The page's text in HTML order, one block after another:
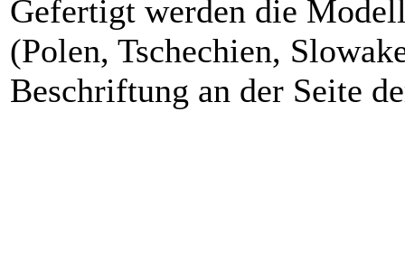
Gefertigt werden die
(Polen, Tschechien,
Beschriftung an der Seite